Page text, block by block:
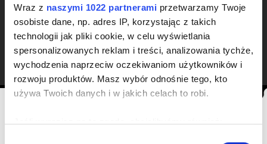
Wraz z naszymi 1022 partnerami przetwarzamy Twoje
osobiste dane, np. adres IP, korzystając z takich
technologii jak pliki cookie, w celu wyświetlania
spersonalizowanych reklam i treści, analizowania tychże,
wychodzenia naprzeciw oczekiwaniom użytkowników i
rozwoju produktów. Masz wybór odnośnie tego, kto
używa Twoich danych i w jakich celach to robi.
Jeśli wyrazisz na to zgodę, chcielibyśmy również:
Demontaż maszyn, montaż w nowym
miejscu – co dokładnie oferujemy?
Oferujemy usługi demontażu urządzeń przemysłowych, takich
jak:
instalacje technologiczne,
silosy,
Informacja